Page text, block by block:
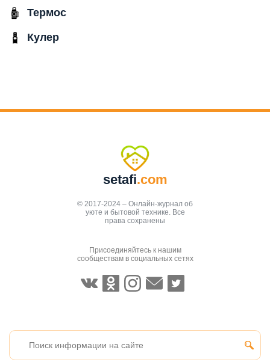
Термос
Кулер
setafi.com
© 2017-2024 – Онлайн-журнал об
уюте и бытовой технике. Все
права сохранены
Присоединяйтесь к нашим
сообществам в социальных сетях